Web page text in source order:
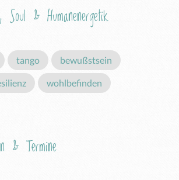
Soul & Humanenergetik
tango bewußstsein
wohlbefinden
& Termine